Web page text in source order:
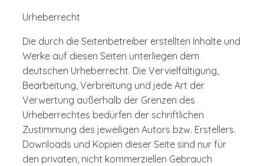
Urheberrecht
Die durch die Seitenbetreiber erstellten Inhalte und
Werke auf diesen Seiten unterliegen dem
deutschen Urheberrecht. Die Vervielfältigung,
Bearbeitung, Verbreitung und jede Art der
Verwertung außerhalb der Grenzen des
Urheberrechtes bedürfen der schriftlichen
Zustimmung des jeweiligen Autors bzw. Erstellers.
Downloads und Kopien dieser Seite sind nur für
den privaten, nicht kommerziellen Gebrauch